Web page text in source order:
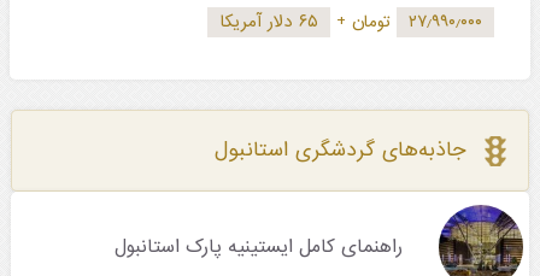
۲۷٫۹۹۰٫۰۰۰ تومان + ۶۵ دلار آمریکا
جاذبه‌های گردشگری استانبول
راهنمای کامل ایستینیه پارک استانبول